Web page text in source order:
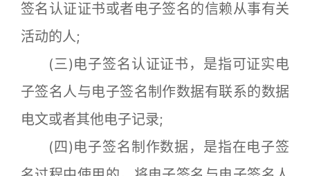
签名认证证书或者电子签名的信赖从事有关
活动的人;
(三)电子签名认证证书，是指可证实电
子签名人与电子签名制作数据有联系的数据
电文或者其他电子记录;
(四)电子签名制作数据，是指在电子签